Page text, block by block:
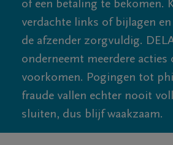
of een betaling te bekomen.
verdachte links of bijlagen
de afzender zorgvuldig.
onderneemt meerdere
voorkomen. Pogingen tot
fraude vallen echter nooit
sluiten, dus blijf waakzaam.